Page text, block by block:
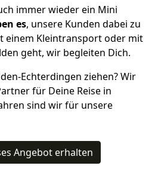
immer wieder ein Mini
es, unsere Kunden dabei zu
einem Kleintransport oder mit
geht, wir begleiten Dich.
Echterdingen ziehen? Wir
für Deine Reise in
sind wir für unsere
Angebot erhalten